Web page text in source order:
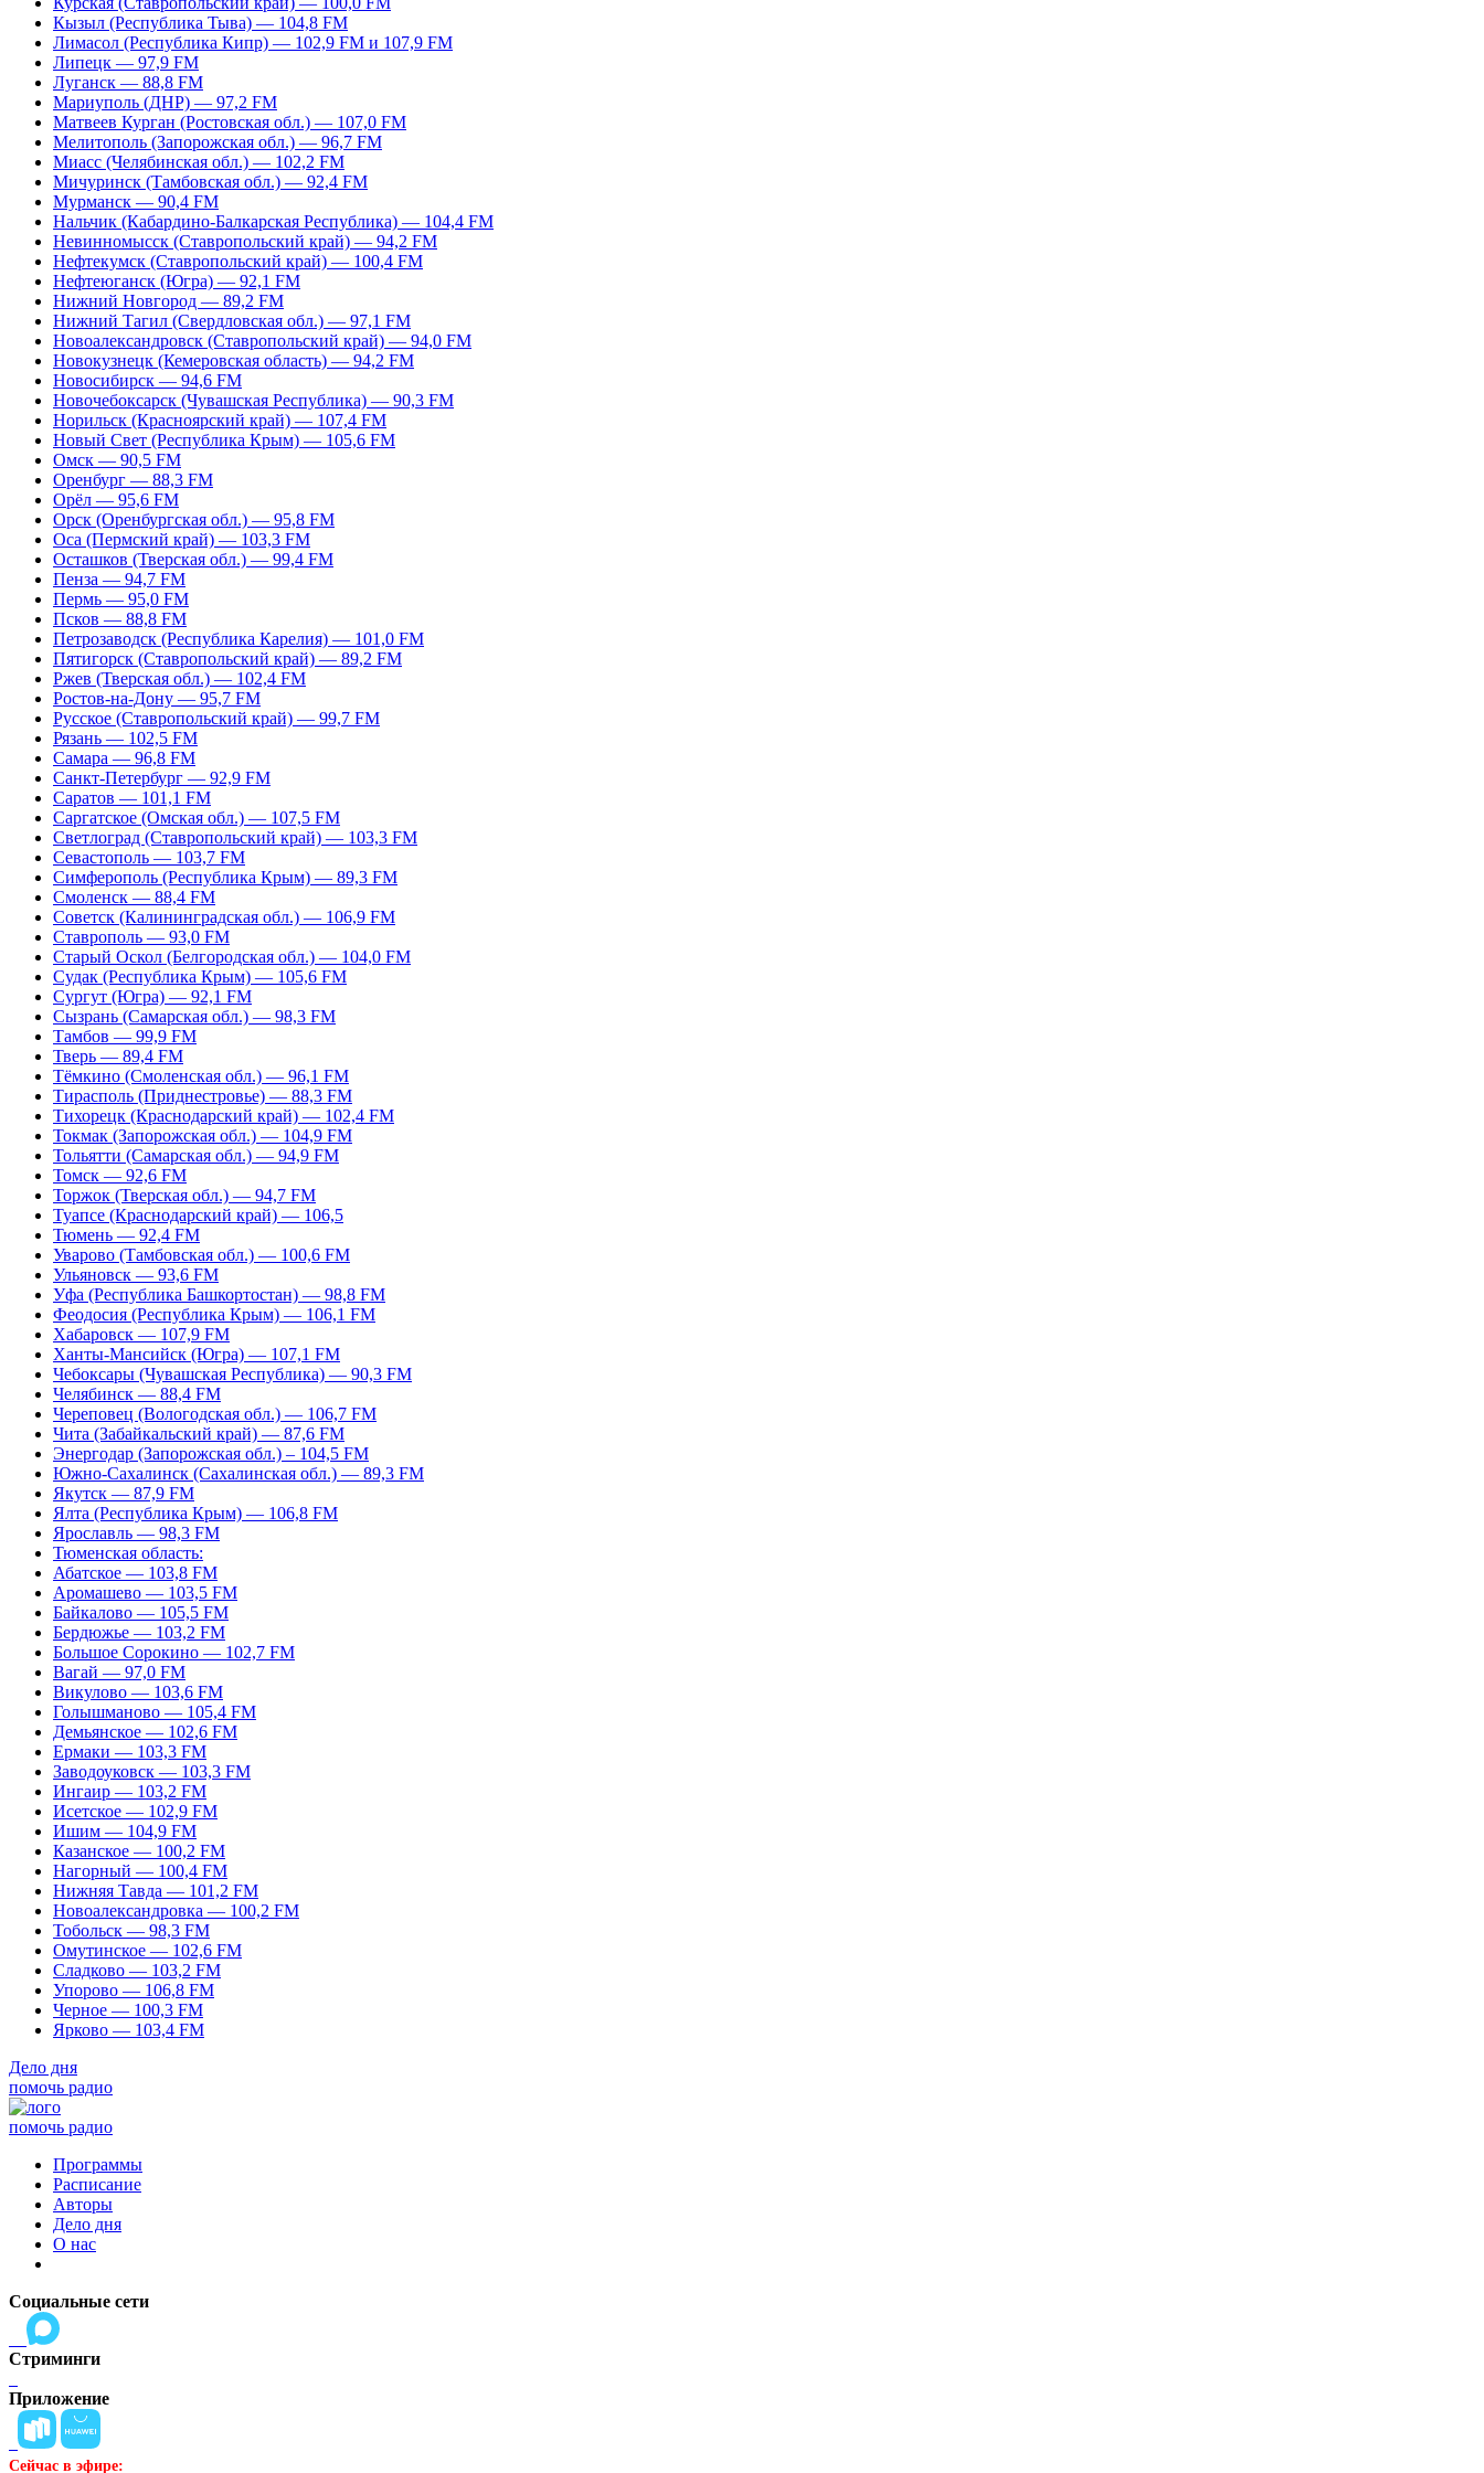
Кызыл (Республика Тыва) — 104,8 FM
Лимасол (Республика Кипр) — 102,9 FM и 107,9 FM
Липецк — 97,9 FM
Луганск — 88,8 FM
Мариуполь (ДНР) — 97,2 FM
Матвеев Курган (Ростовская обл.) — 107,0 FM
Мелитополь (Запорожская обл.) — 96,7 FM
Миасс (Челябинская обл.) — 102,2 FM
Мичуринск (Тамбовская обл.) — 92,4 FM
Мурманск — 90,4 FM
Нальчик (Кабардино-Балкарская Республика) — 104,4 FM
Невинномысск (Ставропольский край) — 94,2 FM
Нефтекумск (Ставропольский край) — 100,4 FM
Нефтеюганск (Югра) — 92,1 FM
Нижний Новгород — 89,2 FM
Нижний Тагил (Свердловская обл.) — 97,1 FM
Новоалександровск (Ставропольский край) — 94,0 FM
Новокузнецк (Кемеровская область) — 94,2 FM
Новосибирск — 94,6 FM
Новочебоксарск (Чувашская Республика) — 90,3 FM
Норильск (Красноярский край) — 107,4 FM
Новый Свет (Республика Крым) — 105,6 FM
Омск — 90,5 FM
Оренбург — 88,3 FM
Орёл — 95,6 FM
Орск (Оренбургская обл.) — 95,8 FM
Оса (Пермский край) — 103,3 FM
Осташков (Тверская обл.) — 99,4 FM
Пенза — 94,7 FM
Пермь — 95,0 FM
Псков — 88,8 FM
Петрозаводск (Республика Карелия) — 101,0 FM
Пятигорск (Ставропольский край) — 89,2 FM
Ржев (Тверская обл.) — 102,4 FM
Ростов-на-Дону — 95,7 FM
Русское (Ставропольский край) — 99,7 FM
Рязань — 102,5 FM
Самара — 96,8 FM
Санкт-Петербург — 92,9 FM
Саратов — 101,1 FM
Саргатское (Омская обл.) — 107,5 FM
Светлоград (Ставропольский край) — 103,3 FM
Севастополь — 103,7 FM
Симферополь (Республика Крым) — 89,3 FM
Смоленск — 88,4 FM
Советск (Калининградская обл.) — 106,9 FM
Ставрополь — 93,0 FM
Старый Оскол (Белгородская обл.) — 104,0 FM
Судак (Республика Крым) — 105,6 FM
Сургут (Югра) — 92,1 FM
Сызрань (Самарская обл.) — 98,3 FM
Тамбов — 99,9 FM
Тверь — 89,4 FM
Тёмкино (Смоленская обл.) — 96,1 FM
Тирасполь (Приднестровье) — 88,3 FM
Тихорецк (Краснодарский край) — 102,4 FM
Токмак (Запорожская обл.) — 104,9 FM
Тольятти (Самарская обл.) — 94,9 FM
Томск — 92,6 FM
Торжок (Тверская обл.) — 94,7 FM
Туапсе (Краснодарский край) — 106,5
Тюмень — 92,4 FM
Уварово (Тамбовская обл.) — 100,6 FM
Ульяновск — 93,6 FM
Уфа (Республика Башкортостан) — 98,8 FM
Феодосия (Республика Крым) — 106,1 FM
Хабаровск — 107,9 FM
Ханты-Мансийск (Югра) — 107,1 FM
Чебоксары (Чувашская Республика) — 90,3 FM
Челябинск — 88,4 FM
Череповец (Вологодская обл.) — 106,7 FM
Чита (Забайкальский край) — 87,6 FM
Энергодар (Запорожская обл.) – 104,5 FM
Южно-Сахалинск (Сахалинская обл.) — 89,3 FM
Якутск — 87,9 FM
Ялта (Республика Крым) — 106,8 FM
Ярославль — 98,3 FM
Тюменская область:
Абатское — 103,8 FM
Аромашево — 103,5 FM
Байкалово — 105,5 FM
Бердюжье — 103,2 FM
Большое Сорокино — 102,7 FM
Вагай — 97,0 FM
Викулово — 103,6 FM
Голышманово — 105,4 FM
Демьянское — 102,6 FM
Ермаки — 103,3 FM
Заводоуковск — 103,3 FM
Ингаир — 103,2 FM
Исетское — 102,9 FM
Ишим — 104,9 FM
Казанское — 100,2 FM
Нагорный — 100,4 FM
Нижняя Тавда — 101,2 FM
Новоалександровка — 100,2 FM
Тобольск — 98,3 FM
Омутинское — 102,6 FM
Сладково — 103,2 FM
Упорово — 106,8 FM
Черное — 100,3 FM
Ярково — 103,4 FM
Дело дня
помочь радио
помочь радио
Программы
Расписание
Авторы
Дело дня
О нас
Социальные сети
Стриминги
Приложение
Сейчас в эфире: